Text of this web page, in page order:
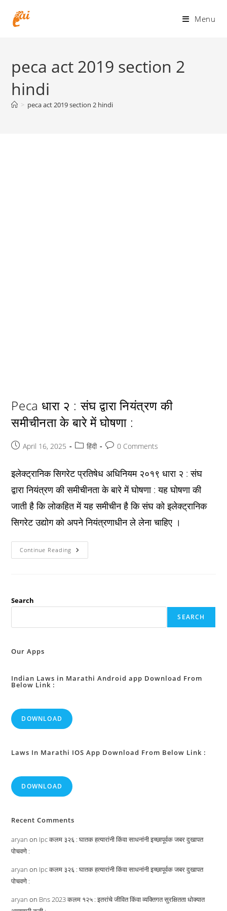
Menu
peca act 2019 section 2
hindi
> peca act 2019 section 2 hindi
Peca धारा २ : संघ द्वारा नियंत्रण की
समीचीनता के बारे में घोषणा :
PostApril 16, 2025
Postहिंदी
Post0 Comments
इलेक्ट्रानिक सिगरेट प्रतिषेध अधिनियम २०१९ धारा २ : संघ
द्वारा नियंत्रण की समीचीनता के बारे में घोषणा : यह घोषणा की
जाती है कि लोकहित में यह समीचीन है कि संघ को इलेक्ट्रानिक
सिगरेट उद्योग को अपने नियंत्रणाधीन ले लेना चाहिए ।
Continue Reading Peca
धारा
समीचीनता
में
Search
SEARCH
Our Apps
Indian Laws in Marathi Android app Download From
Below Link :
DOWNLOAD
Laws In Marathi IOS App Download From Below Link :
DOWNLOAD
Recent Comments
aryan on Ipc कलम ३२६ : घातक हत्यारांनी किंवा साधनांनी इच्छापूर्वक जबर दुखापत
पोचवणे :
aryan on Ipc कलम ३२६ : घातक हत्यारांनी किंवा साधनांनी इच्छापूर्वक जबर दुखापत
पोचवणे :
aryan on Bns 2023 कलम १२५ : इतरांचे जीवित किंवा व्यक्तिगत सुरक्षितता धोक्यात